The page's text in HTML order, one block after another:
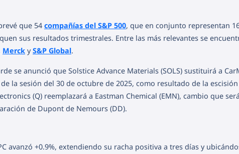
que 54 compañías del S&P 500, que en conjunto representan
sus resultados trimestrales. Entre las más relevantes se
Merck yS&P Global.
se anunció que Solstice Advance Materials (SOLS) sustituirá a
la sesión del 30 de octubre de 2025, como resultado de la
(Q) reemplazará a Eastman Chemical (EMN), cambio que será
de Dupont de Nemours (DD).
avanzó +0.9%, extendiendo su racha positiva a tres días y